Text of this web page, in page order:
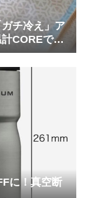
チ冷え」ア
COREで測
に！真空断